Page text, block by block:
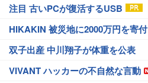
注目 古いPCが復活するUSB
HIKAKIN 被災地に2000万円を寄付
双子出産 中川翔子が体重を公表
VIVANT ハッカーの不自然な言動